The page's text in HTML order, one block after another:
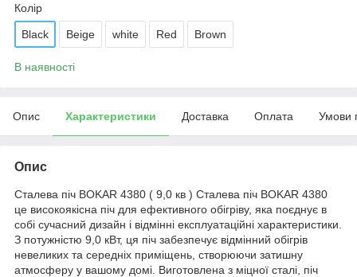
Колір
Black Beige white Red Brown
В наявності
Опис Характеристики Доставка Оплата Умови
Опис
Сталева піч BOKAR 4380 ( 9,0 кв ) Сталева піч BOKAR 4380
це високоякісна піч для ефективного обігріву, яка поєднує в
собі сучасний дизайн і відмінні експлуатаційні характеристики.
З потужністю 9,0 кВт, ця піч забезпечує відмінний обігрів
невеликих та середніх приміщень, створюючи затишну
атмосферу у вашому домі. Виготовлена з міцної сталі, піч